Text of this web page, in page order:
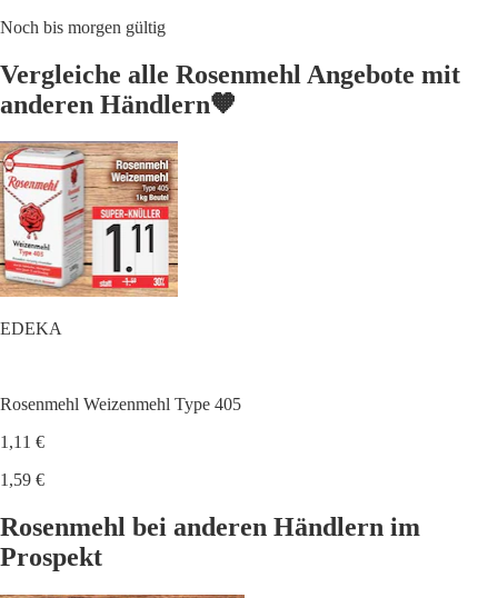
Noch bis morgen gültig
Vergleiche alle Rosenmehl Angebote mit
anderen Händlern🧡
EDEKA
Rosenmehl Weizenmehl Type 405
1,11 €
1,59 €
Rosenmehl bei anderen Händlern im
Prospekt